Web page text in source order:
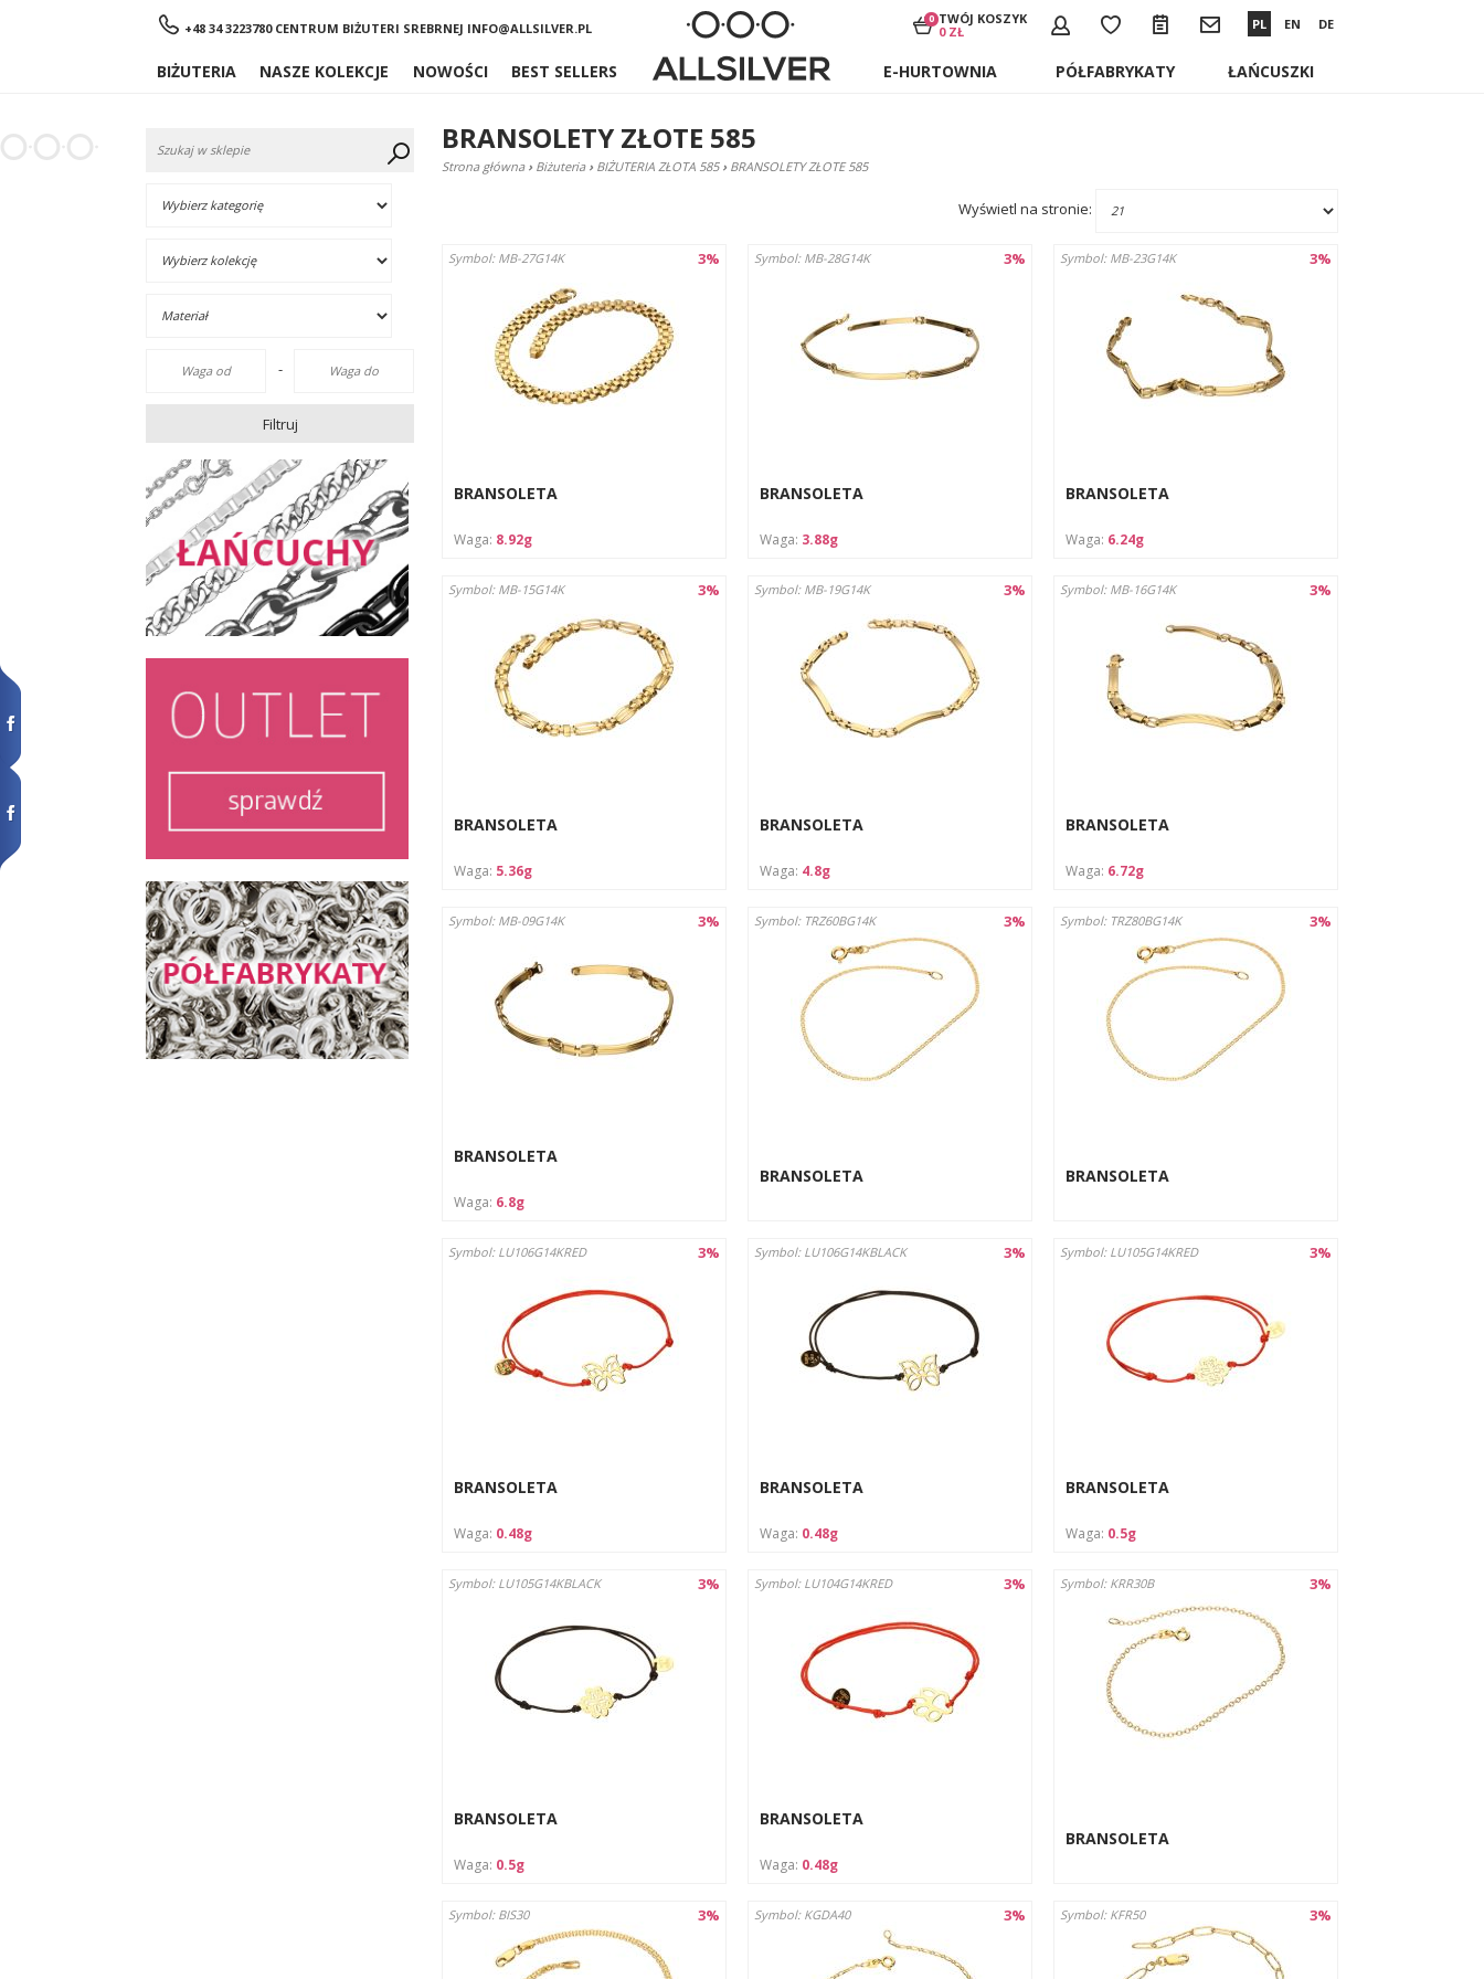
+48 34 3223780 CENTRUM BIŻUTERI SREBRNEJ INFO@ALLSILVER.PL
TWÓJ KOSZYK
0 ZŁ
0 PL EN DE
Menu
BIŻUTERIA NASZE KOLEKCJE NOWOŚCI BEST SELLERS E-HURTOWNIA PÓŁFABRYKATY ŁAŃCUSZKI
-
Filtruj
BRANSOLETY ZŁOTE 585
Strona główna › Biżuteria › BIŻUTERIA ZŁOTA 585 › BRANSOLETY ZŁOTE 585
Wyświetl na stronie:
3%
Symbol: MB-27G14K
BRANSOLETA
Waga: 8.92g
3%
Symbol: MB-28G14K
BRANSOLETA
Waga: 3.88g
3%
Symbol: MB-23G14K
BRANSOLETA
Waga: 6.24g
3%
Symbol: MB-15G14K
BRANSOLETA
Waga: 5.36g
3%
Symbol: MB-19G14K
BRANSOLETA
Waga: 4.8g
3%
Symbol: MB-16G14K
BRANSOLETA
Waga: 6.72g
3%
Symbol: MB-09G14K
BRANSOLETA
Waga: 6.8g
3%
Symbol: TRZ60BG14K
BRANSOLETA
3%
Symbol: TRZ80BG14K
BRANSOLETA
3%
Symbol: LU106G14KRED
BRANSOLETA
Waga: 0.48g
3%
Symbol: LU106G14KBLACK
BRANSOLETA
Waga: 0.48g
3%
Symbol: LU105G14KRED
BRANSOLETA
Waga: 0.5g
3%
Symbol: LU105G14KBLACK
BRANSOLETA
Waga: 0.5g
3%
Symbol: LU104G14KRED
BRANSOLETA
Waga: 0.48g
3%
Symbol: KRR30B
BRANSOLETA
3%
Symbol: BIS30 3%
Symbol: KGDA40 3%
Symbol: KFR50